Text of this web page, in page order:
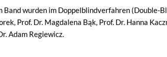
Band wurden im Doppelblindverfahren (Double-
Prof. Dr. Magdalena Bąk, Prof. Dr. Hanna
Adam Regiewicz.